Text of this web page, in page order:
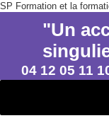
SP Formation et la
"Un
04 12 05 11